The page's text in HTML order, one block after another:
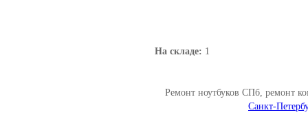
На складе: 1
Ремонт ноутбуков СПб, ремонт
Санкт-